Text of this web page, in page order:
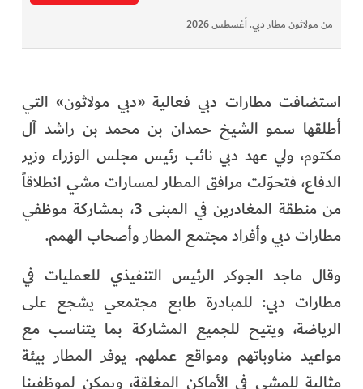
من مولاثون مطار دبي. أغسطس 2026
استضافت مطارات دبي فعالية «دبي مولاثون» التي
أطلقها سمو الشيخ حمدان بن محمد بن راشد آل
مكتوم، ولي عهد دبي نائب رئيس مجلس الوزراء وزير
الدفاع، فتحوّلت مرافق المطار لمسارات مشي انطلاقاً
من منطقة المغادرين في المبنى 3، بمشاركة موظفي
مطارات دبي وأفراد مجتمع المطار وأصحاب الهمم.
وقال ماجد الجوكر الرئيس التنفيذي للعمليات في
مطارات دبي: للمبادرة طابع مجتمعي يشجع على
الرياضة، ويتيح للجميع المشاركة بما يتناسب مع
مواعيد مناوباتهم ومواقع عملهم. يوفر المطار بيئة
مثالية للمشي في الأماكن المغلقة، ويمكن لموظفينا